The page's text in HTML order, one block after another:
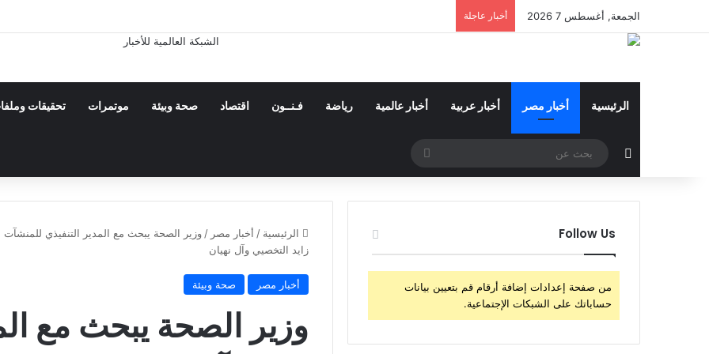
الجمعة, أغسطس 7 2026 أخبار عاجلة
الرئيسية أخبار مصر أخبار عربية أخبار عالمية رياضة فـنــون اقتصاد صحة وبيئة موتمرات تحقيقات
مقال عشوائي
عن
الرئيسية / أخبار مصر / وزير الصحة يبحث مع المدير التنفيذي
زايد التخصيي وآل نهيان
أخبار مصر صحة وبيئة
وزير الصحة يبحث مع
Follow Us
من صفحة إعدادات إضافة أرقام قم بتعيين بيانات
حساباتك على الشبكات الإجتماعية.